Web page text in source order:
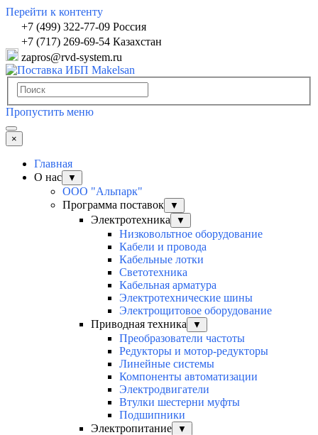
Перейти к контенту
+7 (499) 322-77-09 Россия
+7 (717) 269-69-54 Казахстан
zapros@rvd-system.ru
Пропустить меню
×
Главная
О нас
▼
ООО "Альпарк"
Программа поставок
▼
Электротехника ▼
Низковольтное оборудование
Кабели и провода
Кабельные лотки
Светотехника
Кабельная арматура
Электротехнические шины
Электрощитовое оборудование
Приводная техника
▼
Преобразователи частоты
Редукторы и мотор-редукторы
Линейные системы
Компоненты автоматизации
Электродвигатели
Втулки шестерни муфты
Подшипники
Электропитание
▼